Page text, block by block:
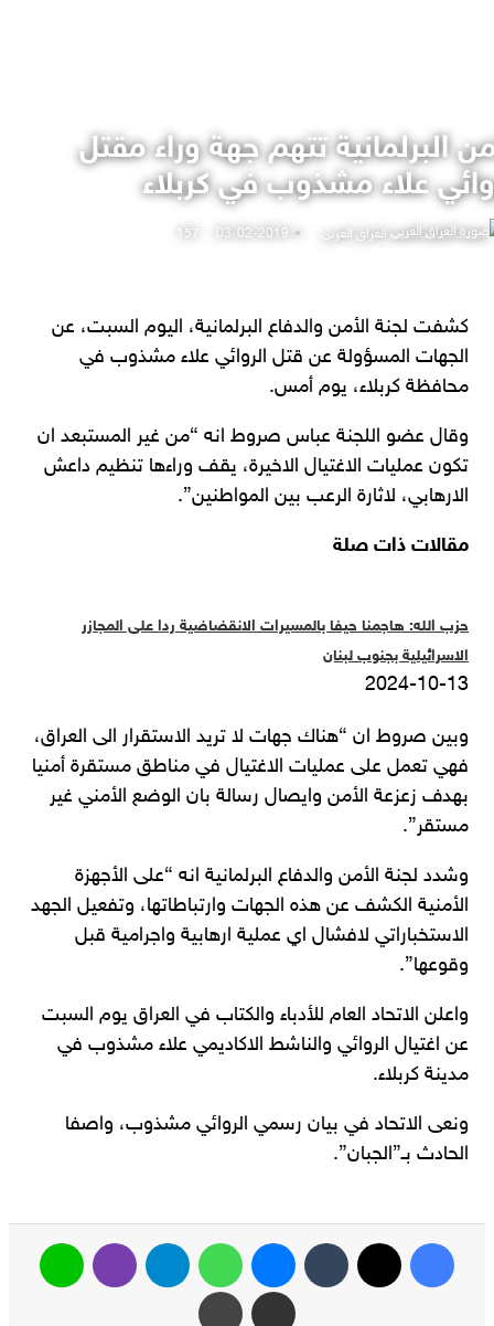
البرلمانية تتهم جهة وراء مقتل
علاء مشذوب في كربلاء
العراق العربي
أرسل2019-02-03
كشفت لجنة الأمن والدفاع البرلمانية، اليوم السبت، عن
الجهات المسؤولة عن قتل الروائي علاء مشذوب في
محافظة كربلاء، يوم أمس.
وقال عضو اللجنة عباس صروط انه “من غير المستبعد ان
تكون عمليات الاغتيال الاخيرة، يقف وراءها تنظيم داعش
الارهابي، لاثارة الرعب بين المواطنين”.
مقالات ذات صلة
حزب الله: هاجمنا حيفا بالمسيرات الانقضاضية ردا على المجازر
الاسرائيلية بجنوب لبنان
2024-10-13
وبين صروط ان “هناك جهات لا تريد الاستقرار الى العراق،
فهي تعمل على عمليات الاغتيال في مناطق مستقرة أمنيا
بهدف زعزعة الأمن وايصال رسالة بان الوضع الأمني غير
مستقر”.
وشدد لجنة الأمن والدفاع البرلمانية انه “على الأجهزة
الأمنية الكشف عن هذه الجهات وارتباطاتها، وتفعيل الجهد
الاستخباراتي لافشال اي عملية ارهابية واجرامية قبل
وقوعها”.
واعلن الاتحاد العام للأدباء والكتاب في العراق يوم السبت
عن اغتيال الروائي والناشط الاكاديمي علاء مشذوب في
مدينة كربلاء.
ونعى الاتحاد في بيان رسمي الروائي مشذوب، واصفا
الحادث بـ”الجبان”.
فيسبوك ماسنجر واتساب تيلقرام ڤايبر لاين
مشاركة عبر البريد طباعة